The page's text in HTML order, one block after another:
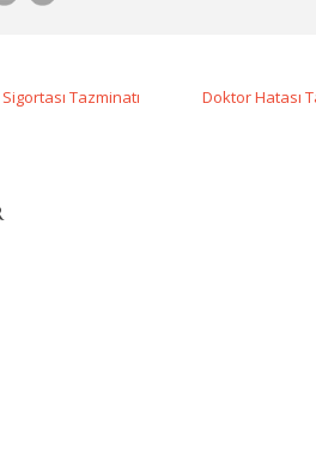
Tazminatı Doktor Hatası